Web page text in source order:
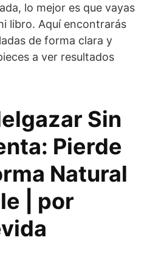
lo mejor es que vayas
libro. Aquí encontrarás
de forma clara y
a ver resultados
Sin
Pierde
Natural
| por